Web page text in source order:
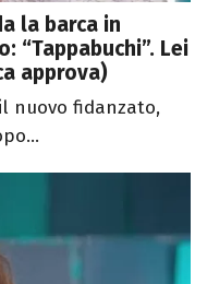
la barca in
“Tappabuchi”. Lei
approva)
nuovo fidanzato,